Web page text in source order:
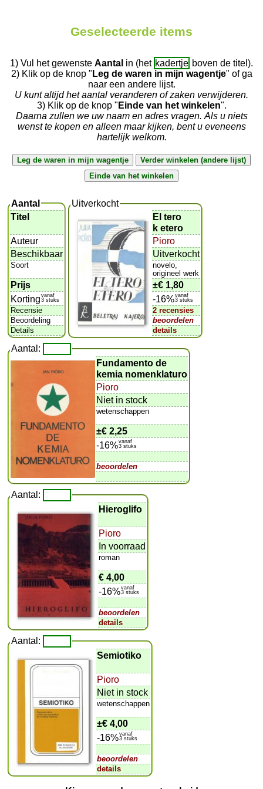
Geselecteerde items
1) Vul het gewenste Aantal in (het kadertje boven de titel).
2) Klik op de knop " Leg de waren in mijn wagentje" of ga
naar een andere lijst.
U kunt altijd het aantal veranderen of zaken verwijderen.
3) Klik op de knop " Einde van het winkelen".
Daarna zullen we uw naam en adres vragen. Als u niets
wenst te kopen en alleen maar kijken, bent u eveneens
hartelijk welkom.
Aantal
Titel
Auteur
Beschikbaar
Soort
Prijs
Korting vanaf
3 stuks
Recensie
Beoordeling
Details
Uitverkocht
El tero
k etero
Pioro
Uitverkocht
novelo,
origineel werk
±€ 1,80
-16%vanaf
3 stuks
2 recensies
beoordelen
details
Aantal:
Fundamento de
kemia nomenklaturo
Pioro
Niet in stock
wetenschappen
±€ 2,25
-16%vanaf
3 stuks
beoordelen
Aantal:
Hieroglifo
Pioro
In voorraad
roman
€ 4,00
-16%vanaf
3 stuks
beoordelen
details
Aantal:
Semiotiko
Pioro
Niet in stock
wetenschappen
±€ 4,00
-16%vanaf
3 stuks
beoordelen
details